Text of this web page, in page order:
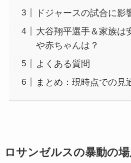
ドジャースの試合に影
大谷翔平選手＆家族は
や赤ちゃんは？
よくある質問
まとめ：現時点での見
ロサンゼルスの暴動の